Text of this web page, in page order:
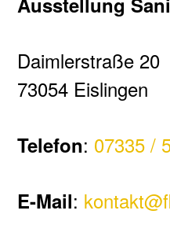
Daimlerstraße 20
73054 Eislingen
Telefon: 07335 /
E-Mail: